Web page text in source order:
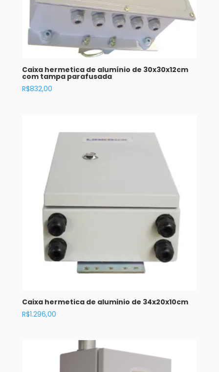
Caixa hermetica de alumínio de 30x30x12cm
com tampa parafusada
R$832,00
Caixa hermetica de aluminio de 34x20x10cm
R$1.296,00